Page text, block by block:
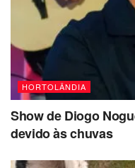
HORTOLÂNDIA
Show de Diogo
devido às chuvas